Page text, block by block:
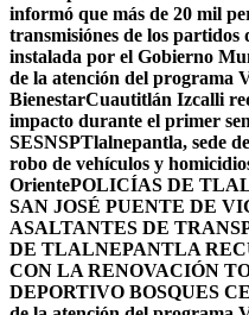
informó que más de 20 mil
transmisiónes de los
instalada por el Gobierno
de la atención del programa
BienestarCuautitlán Izcalli
impacto durante el primer
SESNSPTlalnepantla, sede
robo de vehículos y
OrientePOLICÍAS DE
SAN JOSÉ PUENTE DE
ASALTANTES DE
DE TLALNEPANTLA
CON LA RENOVACIÓN
DEPORTIVO BOSQUES